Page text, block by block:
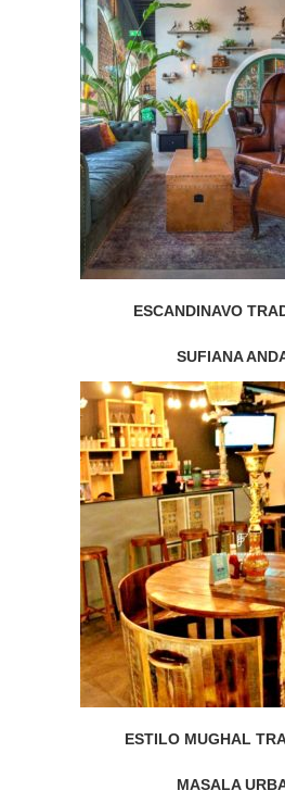
ESCANDINAVO
SUFIANA
ESTILO MUGHAL
MASALA